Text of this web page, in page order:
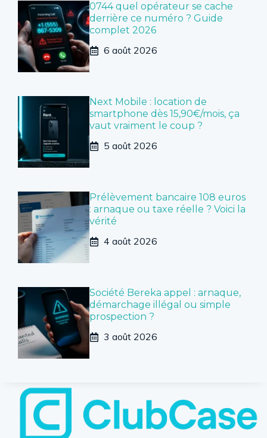
0744 quel opérateur se cache
derrière ce numéro ? Guide
complet 2026
6 août 2026
Next Mobile : location de
smartphone dès 15,90€/mois, ça
vaut vraiment le coup ?
5 août 2026
Prélèvement bancaire 108 euros
: arnaque ou taxe réelle ? Voici la
vérité
4 août 2026
Société Bereka appel : arnaque,
démarchage illégal ou simple
prospection ?
3 août 2026